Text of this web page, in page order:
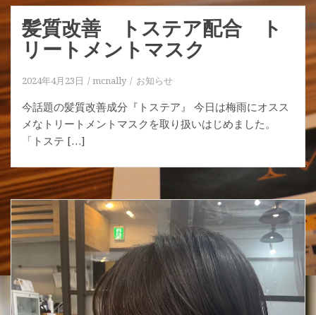
髪質改善 トステア配合 ト
リートメントマスク
2024年4月23日 mcnally お知らせ
今話題の髪質改善成分『トステア』 今日は梅雨にオスス
メなトリートメントマスクを取り扱いはじめました。
「トステ […]